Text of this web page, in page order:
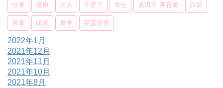
仕事 健康 大人 子育て 幸せ 成田市 美容師 白髪
言葉 頭皮 食事 髪質改善
2022年1月
2021年12月
2021年11月
2021年10月
2021年8月